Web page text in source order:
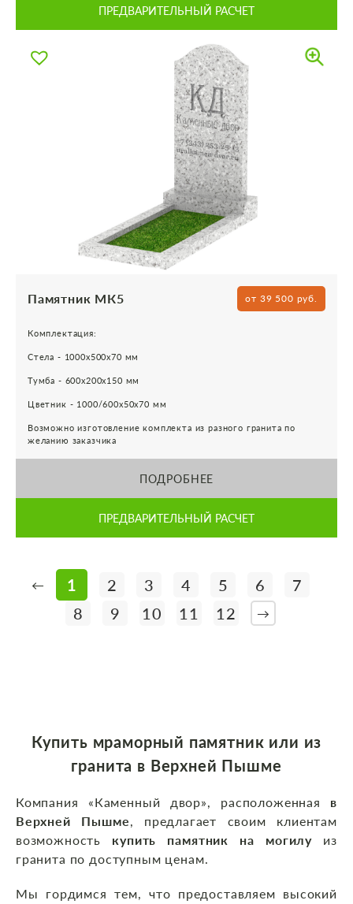
ПРЕДВАРИТЕЛЬНЫЙ РАСЧЕТ
Памятник МК5 от 39 500 руб.
Комплектация:
Стела - 1000х500х70 мм
Тумба - 600х200х150 мм
Цветник - 1000/600х50х70 мм
Возможно изготовление комплекта из разного гранита по
желанию заказчика
ПОДРОБНЕЕ
ПРЕДВАРИТЕЛЬНЫЙ РАСЧЕТ
← 1 2 3 4 5 6
7
8
9 10 11 12 →
Купить мраморный памятник или из
гранита в Верхней Пышме
Компания «Каменный двор», расположенная в
Верхней Пышме, предлагает своим клиентам
возможность купить памятник на могилу из
гранита по доступным ценам.
Мы гордимся тем, что предоставляем высокий